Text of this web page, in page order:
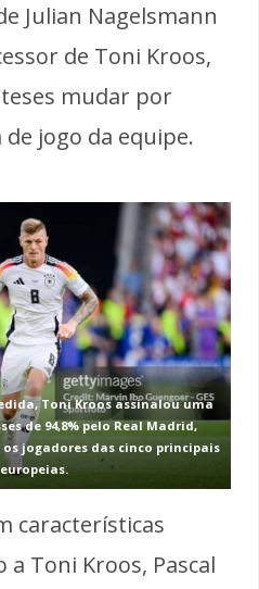
Julian Nagelsmann
de Toni Kroos,
mudar por
jogo da equipe.
Toni Kroos assinalou uma
de 94,8% pelo Real Madrid,
jogadores das cinco principais
características
Toni Kroos, Pascal